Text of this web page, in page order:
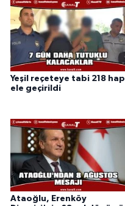
Yeşil reçeteye tabi 218 hap
ele geçirildi
Ataoğlu, Erenköy